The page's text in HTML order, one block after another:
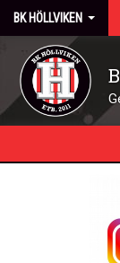
BK HÖLLVIKEN